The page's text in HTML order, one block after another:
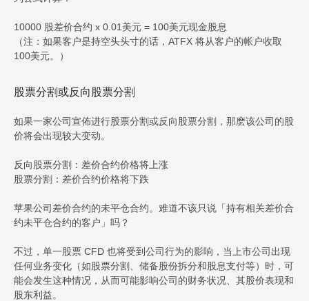
10000 股差价合约 x 0.01美元 = 100美元现金股息
（注：如果客户是持空头头寸的话，ATFX 将从客户的帐户收取
100美元。）
股票分割或反向股票分割
如果一家公司宣佈进行股票分割或反向股票分割，那麽该公司的股
价将会出现较大变动。
反向股票分割：差价合约价格将上涨
股票分割：差价合约价格将下跌
苹果公司差价合约的未平仓合约。难道不该只说「持有相关差价合
约未平仓合约的客户」吗？
不过，单一股票 CFD 也将受到公司行为的影响，当上市公司出现
任何业务变化（如股票分割、储备股份拆分和股息支付等）时，可
能会发生这种情况，从而可能影响公司的财务状况、其股价表现和
股东利益。